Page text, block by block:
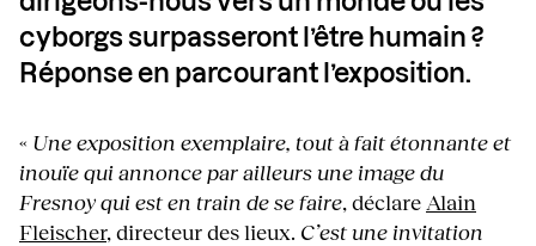
cyborgs surpasseront l’être humain ?
Réponse en parcourant l’exposition.
« Une exposition exemplaire, tout à fait étonnante et
inouïe qui annonce par ailleurs une image du
Fresnoy qui est en train de se faire, déclare Alain
Fleischer, directeur des lieux. C’est une invitation